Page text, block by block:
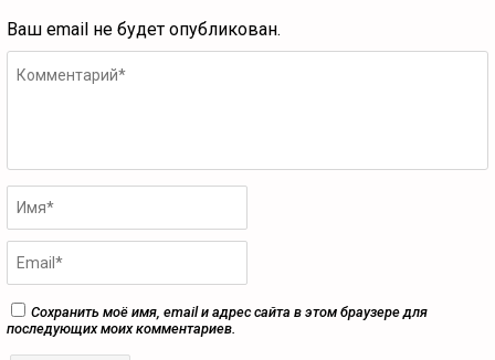
Ваш email не будет опубликован.
Сохранить моё имя, email и адрес сайта в этом браузере для
последующих моих комментариев.